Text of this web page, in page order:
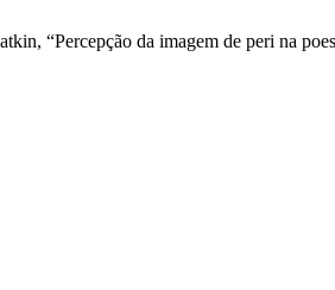
“Percepção da imagem de peri na